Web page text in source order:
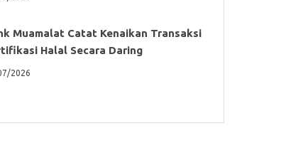
Muamalat Catat Kenaikan Transaksi
Halal Secara Daring
2026